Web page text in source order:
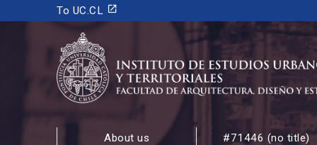
To UC.CL launch
INSTITUTO DE ESTUDIOS URBANOS
Y TERRITORIALES
FACULTAD DE ARQUITECTURA, DISEÑO Y ESTUDIOS
About us #71446 (no title)